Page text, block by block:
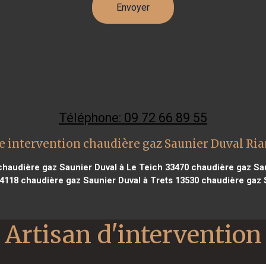
Téléphone: 09 72 66 89 55
intervention chaudière gaz Saunier Duval
gaz Saunier Duval à Le Teich 33470chaudière gaz
chaudière gaz Saunier Duval à Trets 13530chaudière gaz
Artisan d'intervention